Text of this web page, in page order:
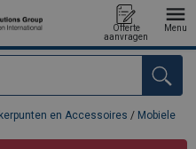
Offerte
aanvragen
Menu
en Accessoires / Mobiele